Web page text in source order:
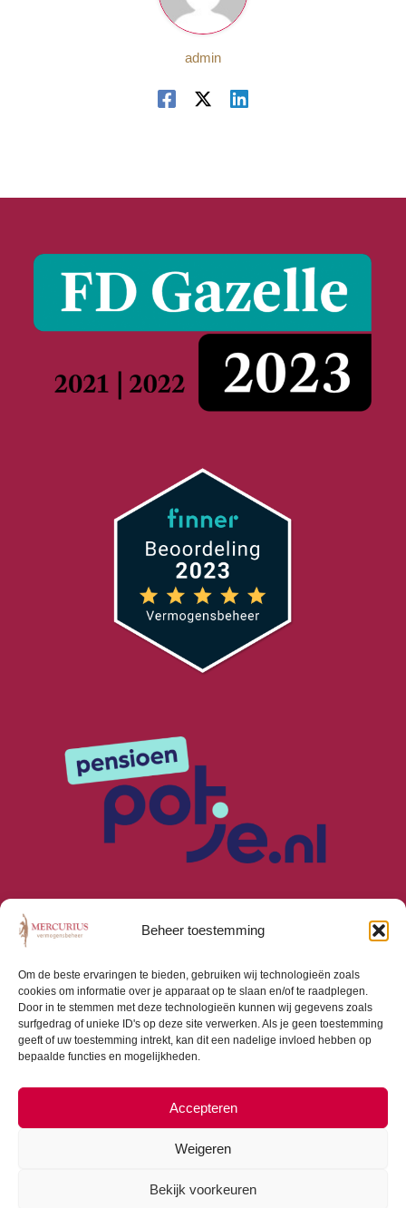
Beheer toestemming
Om de beste ervaringen te bieden, gebruiken wij technologieën zoals
cookies om informatie over je apparaat op te slaan en/of te raadplegen.
Door in te stemmen met deze technologieën kunnen wij gegevens zoals
surfgedrag of unieke ID's op deze site verwerken. Als je geen toestemming
geeft of uw toestemming intrekt, kan dit een nadelige invloed hebben op
bepaalde functies en mogelijkheden.
Accepteren
Weigeren
Bekijk voorkeuren
admin
Algemene Voorwaarden
Privacyverklaring
Cookiebeleid (EU)
Consumentenbrief
Beleggingsbeleid
Copyright © 2026 Mercurius Vermogensbeheer |